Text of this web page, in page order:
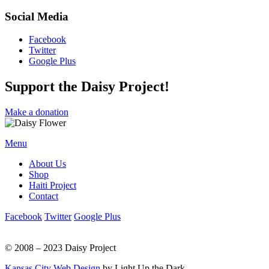
Social Media
Facebook
Twitter
Google Plus
Support the Daisy Project!
Make a donation
Menu
About Us
Shop
Haiti Project
Contact
Facebook Twitter Google Plus
© 2008 – 2023 Daisy Project